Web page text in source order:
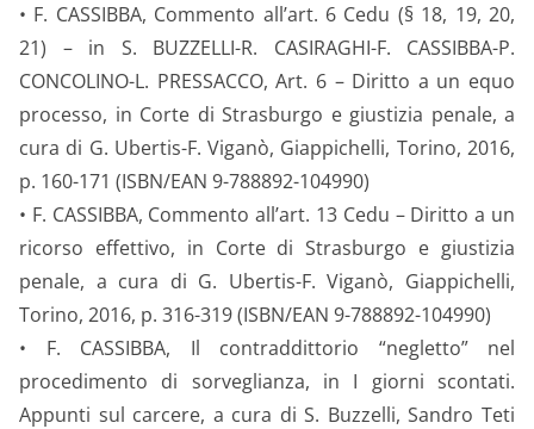
• F. CASSIBBA, Commento all’art. 6 Cedu (§ 18, 19, 20,
21) – in S. BUZZELLI-R. CASIRAGHI-F. CASSIBBA-P.
CONCOLINO-L. PRESSACCO, Art. 6 – Diritto a un equo
processo, in Corte di Strasburgo e giustizia penale, a
cura di G. Ubertis-F. Viganò, Giappichelli, Torino, 2016,
p. 160-171 (ISBN/EAN 9-788892-104990)
• F. CASSIBBA, Commento all’art. 13 Cedu – Diritto a un
ricorso effettivo, in Corte di Strasburgo e giustizia
penale, a cura di G. Ubertis-F. Viganò, Giappichelli,
Torino, 2016, p. 316-319 (ISBN/EAN 9-788892-104990)
• F. CASSIBBA, Il contraddittorio “negletto” nel
procedimento di sorveglianza, in I giorni scontati.
Appunti sul carcere, a cura di S. Buzzelli, Sandro Teti